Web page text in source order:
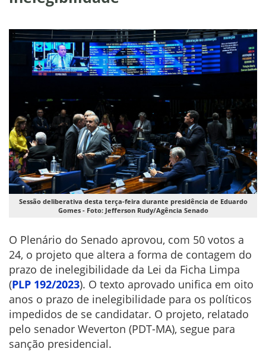
Sessão deliberativa desta terça-feira durante presidência de Eduardo
Gomes - Foto: Jefferson Rudy/Agência Senado
O Plenário do Senado aprovou, com 50 votos a
24, o projeto que altera a forma de contagem do
prazo de inelegibilidade da Lei da Ficha Limpa
(PLP 192/2023). O texto aprovado unifica em oito
anos o prazo de inelegibilidade para os políticos
impedidos de se candidatar. O projeto, relatado
pelo senador Weverton (PDT-MA), segue para
sanção presidencial.